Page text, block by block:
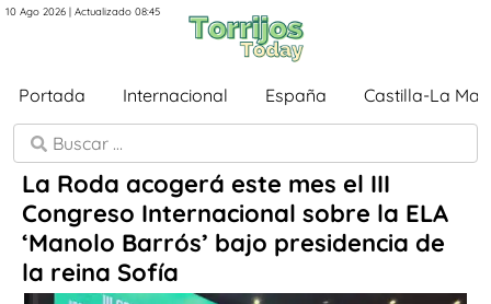
10 Ago 2026 | Actualizado 08:45
Portada Internacional España Castilla-La
La Roda acogerá este mes el III
Congreso Internacional sobre la ELA
‘Manolo Barrós’ bajo presidencia de
la reina Sofía